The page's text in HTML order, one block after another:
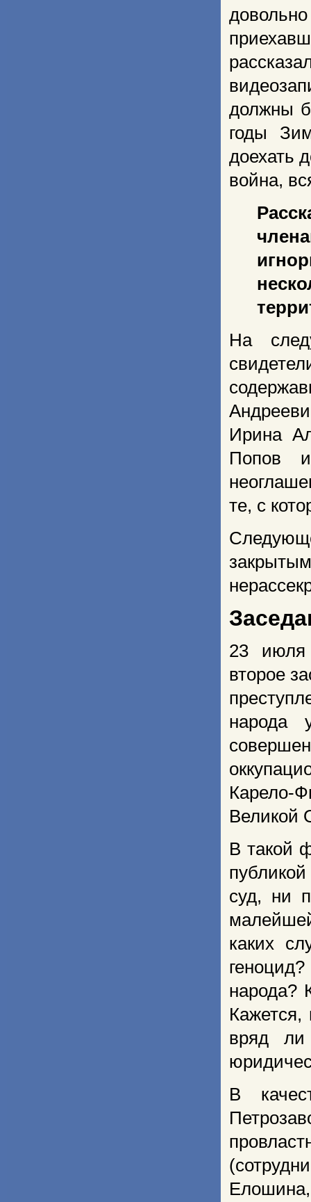
должны
годы
доехать
война,
На
Ирина
Попов
те, с
23 июля
второе
народа
Карело-
Великой
В такой
суд, ни
каких
народа?
Кажется,
вряд ли
В
Елошина,